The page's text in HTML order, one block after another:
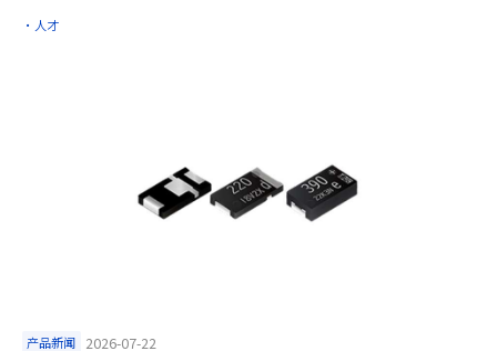
·人才
产品新闻 2026-07-22